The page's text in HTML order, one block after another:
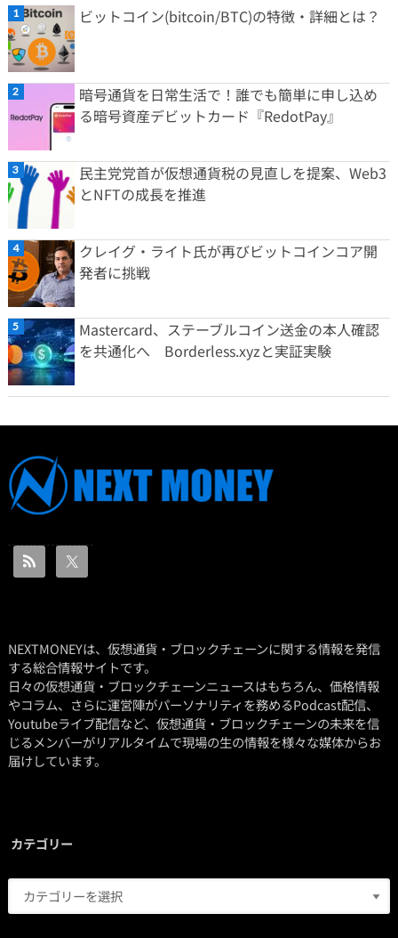
ビットコイン(bitcoin/BTC)の特徴・詳細とは？
暗号通貨を日常生活で！誰でも簡単に申し込め
る暗号資産デビットカード『RedotPay』
民主党党首が仮想通貨税の見直しを提案、Web3
とNFTの成長を推進
クレイグ・ライト氏が再びビットコインコア開
発者に挑戦
Mastercard、ステーブルコイン送金の本人確認
を共通化へ Borderless.xyzと実証実験
NEXTMONEYは、仮想通貨・ブロックチェーンに関する情報を発信
する総合情報サイトです。
日々の仮想通貨・ブロックチェーンニュースはもちろん、価格情報
やコラム、さらに運営陣がパーソナリティを務めるPodcast配信、
Youtubeライブ配信など、仮想通貨・ブロックチェーンの未来を信
じるメンバーがリアルタイムで現場の生の情報を様々な媒体からお
届けしています。
カテゴリー